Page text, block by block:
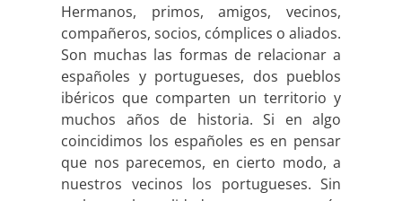
Hermanos, primos, amigos, vecinos,
compañeros, socios, cómplices o aliados.
Son muchas las formas de relacionar a
españoles y portugueses, dos pueblos
ibéricos que comparten un territorio y
muchos años de historia. Si en algo
coincidimos los españoles es en pensar
que nos parecemos, en cierto modo, a
nuestros vecinos los portugueses. Sin